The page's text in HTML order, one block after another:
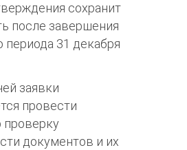
сохранит
после завершения
периода 31 декабря
заявки
провести
документов и их